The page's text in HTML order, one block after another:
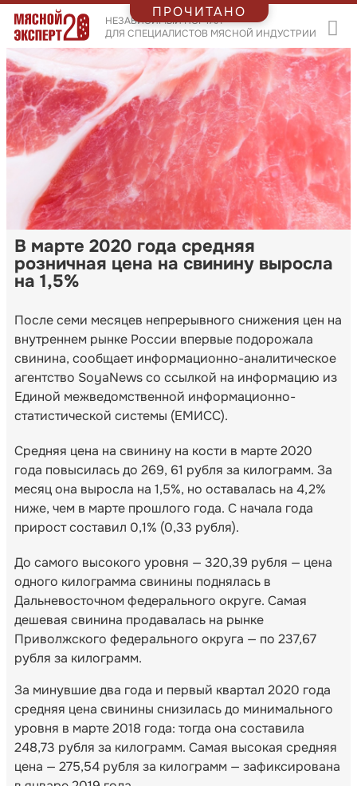
НЕЗАВИСИМЫЙ ПОРТАЛ
ДЛЯ СПЕЦИАЛИСТОВ МЯСНОЙ ИНДУСТРИИ
В марте 2020 года средняя
розничная цена на свинину выросла
на 1,5%
После семи месяцев непрерывного снижения цен на
внутреннем рынке России впервые подорожала
свинина, сообщает информационно-аналитическое
агентство SoyaNews со ссылкой на информацию из
Единой межведомственной информационно-
статистической системы (ЕМИСС).
Средняя цена на свинину на кости в марте 2020
года повысилась до 269, 61 рубля за килограмм. За
месяц она выросла на 1,5%, но оставалась на 4,2%
ниже, чем в марте прошлого года. С начала года
прирост составил 0,1% (0,33 рубля).
До самого высокого уровня — 320,39 рубля — цена
одного килограмма свинины поднялась в
Дальневосточном федерального округе. Самая
дешевая свинина продавалась на рынке
Приволжского федерального округа — по 237,67
рубля за килограмм.
За минувшие два года и первый квартал 2020 года
средняя цена свинины снизилась до минимального
уровня в марте 2018 года: тогда она составила
248,73 рубля за килограмм. Самая высокая средняя
цена — 275,54 рубля за килограмм — зафиксирована
ПРОЧИТАНО